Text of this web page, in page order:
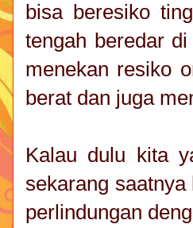
bisa beresiko
tengah beredar
menekan resiko
berat dan juga
Kalau dulu kita
sekarang
perlindungan